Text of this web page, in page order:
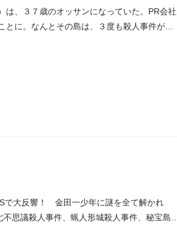
、３７歳のオッサンになっていた。PR会社
に。なんとその島は、３度も殺人事件が起
大反響！ 金田一少年に謎を全て解かれ
思議殺人事件、蝋人形城殺人事件、秘宝島